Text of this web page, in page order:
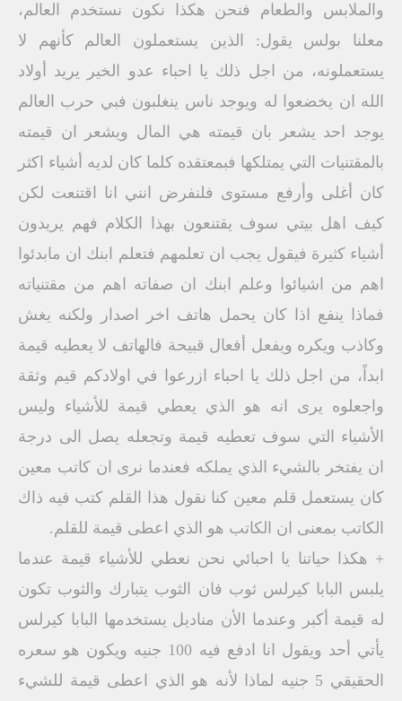
والملابس والطعام فنحن هكذا نكون نستخدم العالم،
معلنا بولس يقول: الذين يستعملون العالم كأنهم لا
يستعملونه، من اجل ذلك يا احباء عدو الخير يريد أولاد
الله ان يخضعوا له ويوجد ناس ينغلبون فبي حرب العالم
يوجد احد يشعر بان قيمته هي المال ويشعر ان قيمته
بالمقتنيات التي يمتلكها فبمعتقده كلما كان لديه أشياء اكثر
كان أغلى وأرفع مستوى فلنفرض انني انا اقتنعت لكن
كيف اهل بيتي سوف يقتنعون بهذا الكلام فهم يريدون
أشياء كثيرة فيقول يجب ان تعلمهم فتعلم ابنك ان مابدئوا
اهم من اشيائوا وعلم ابنك ان صفاته اهم من مقتنياته
فماذا ينفع اذا كان يحمل هاتف اخر اصدار ولكنه يغش
وكاذب ويكره ويفعل أفعال قبيحة فالهاتف لا يعطيه قيمة
ابداً، من اجل ذلك يا احباء ازرعوا في اولادكم قيم وثقة
واجعلوه يرى انه هو الذي يعطي قيمة للأشياء وليس
الأشياء التي سوف تعطيه قيمة وتجعله يصل الى درجة
ان يفتخر بالشيء الذي يملكه فعندما نرى ان كاتب معين
كان يستعمل قلم معين كنا نقول هذا القلم كتب فيه ذاك
الكاتب بمعنى ان الكاتب هو الذي اعطى قيمة للقلم.
+ هكذا حياتنا يا احبائي نحن نعطي للأشياء قيمة عندما
يلبس البابا كيرلس ثوب فان الثوب يتبارك والثوب تكون
له قيمة أكبر وعندما الأن مناديل يستخدمها البابا كيرلس
يأتي أحد ويقول انا ادفع فيه 100 جنيه ويكون هو سعره
الحقيقي 5 جنيه لماذا لأنه هو الذي اعطى قيمة للشيء